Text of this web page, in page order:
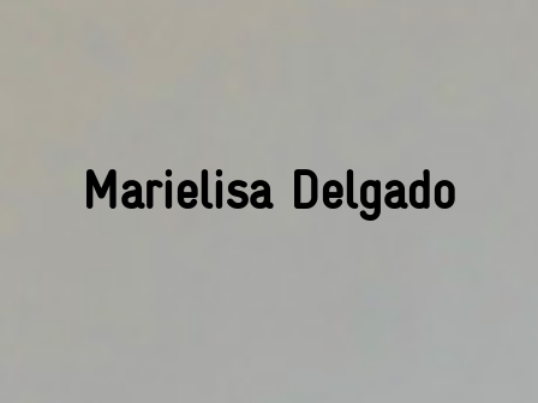
Marielisa Delgado